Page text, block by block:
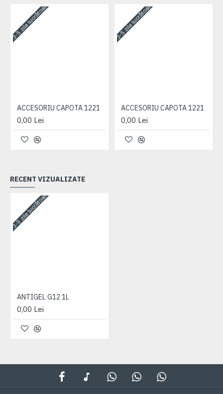
3-5 zile lucrătoare
ACCESORIU CAPOTA 1221
0,00 Lei
3-5 zile lucrătoare
ACCESORIU CAPOTA 1221
0,00 Lei
RECENT VIZUALIZATE
3-5 zile lucrătoare
ANTIGEL G12 1L
0,00 Lei